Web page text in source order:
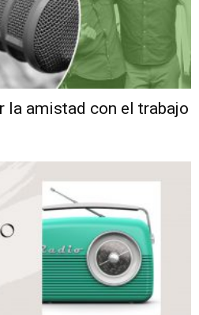
amistad con el trabajo